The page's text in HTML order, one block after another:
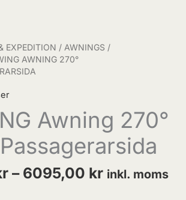
EXPEDITION / AWNINGS /
AWNING 270°
Awning 270°
– 6095,00 kr inkl. moms